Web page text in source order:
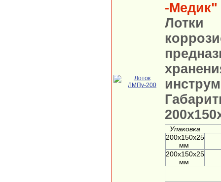
-Медик"
Лотки
Упаковка
200х150х25
мм
200х150х25
мм